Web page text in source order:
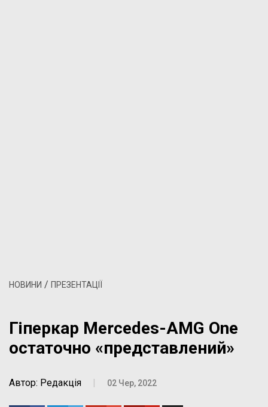
НОВИНИ / ПРЕЗЕНТАЦІЇ
Гіперкар Mercedes-AMG One
остаточно «представлений»
Автор: Редакція | 02 Чер, 2022